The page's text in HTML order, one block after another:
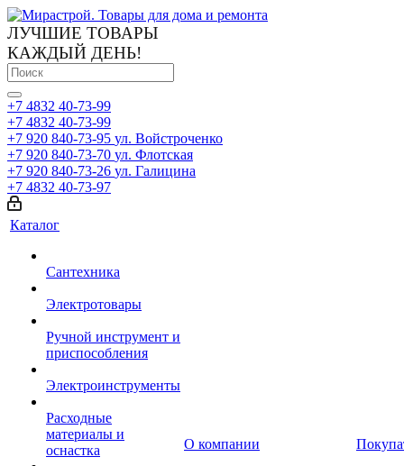
ЛУЧШИЕ ТОВАРЫ
КАЖДЫЙ ДЕНЬ!
+7 4832 40-73-99
+7 4832 40-73-99
+7 920 840-73-95 ул. Войстроченко
+7 920 840-73-70 ул. Флотская
+7 920 840-73-26 ул. Галицина
+7 4832 40-73-97
Каталог
Сантехника
Электротовары
Ручной инструмент и
приспособления
Электроинструменты
Расходные
материалы и
оснастка
О компании